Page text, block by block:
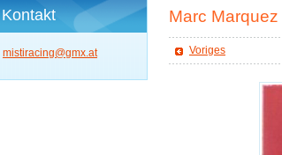
Marc
Voriges
Kontakt
mistiracing@gmx.at